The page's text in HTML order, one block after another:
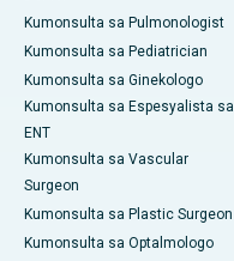
Kumonsulta sa Pulmonologist
Kumonsulta sa Pediatrician
Kumonsulta sa Ginekologo
Kumonsulta sa Espesyalista sa
ENT
Kumonsulta sa Vascular
Surgeon
Kumonsulta sa Plastic Surgeon
Kumonsulta sa Optalmologo